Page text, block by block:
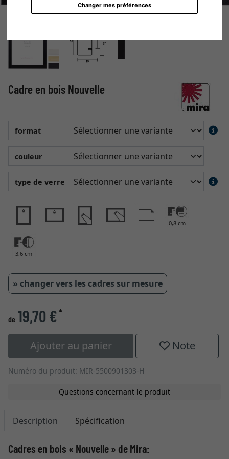
Changer mes préférences
Cadre en bois Nouvelle
format
couleur
type de verre
0,8 cm
3,6 cm
» changer vers les cadres sur mesure
de 19,70 €*
Ajouter au panier Note
Numéro du produit: MIR-5500901303-H
Questions concernant le produit
Description Spécification
Cadres en bois « Nouvelle » de Mira: